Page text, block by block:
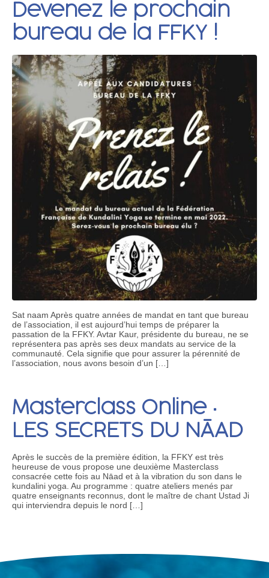
Devenez le prochain
bureau de la FFKY !
Sat naam Après quatre années de mandat en tant que bureau
de l’association, il est aujourd’hui temps de préparer la
passation de la FFKY. Avtar Kaur, présidente du bureau, ne se
représentera pas après ses deux mandats au service de la
communauté. Cela signifie que pour assurer la pérennité de
l’association, nous avons besoin d’un […]
Masterclass Online ·
LES SECRETS DU NĀAD
Après le succès de la première édition, la FFKY est très
heureuse de vous propose une deuxième Masterclass
consacrée cette fois au Nāad et à la vibration du son dans le
kundalini yoga. Au programme : quatre ateliers menés par
quatre enseignants reconnus, dont le maître de chant Ustad Ji
qui interviendra depuis le nord […]